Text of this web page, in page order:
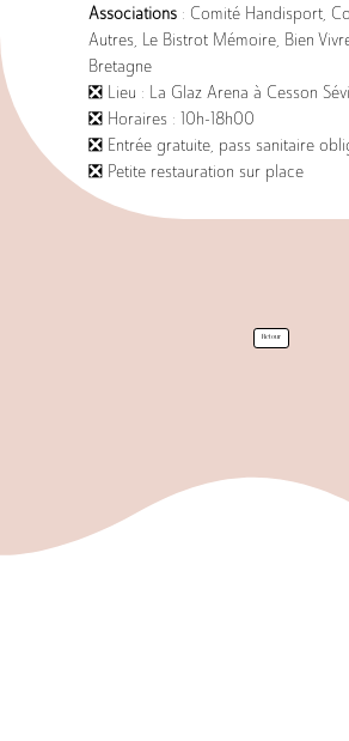
Le
Associations: Comité Handisport,
Autres, Le Bistrot Mémoire, Bien
Bretagne
❎ Lieu : La Glaz Arena à Cesson
❎ Horaires : 10h-18h00
❎ Entrée gratuite, pass sanitaire
❎ Petite restauration sur place
Retour